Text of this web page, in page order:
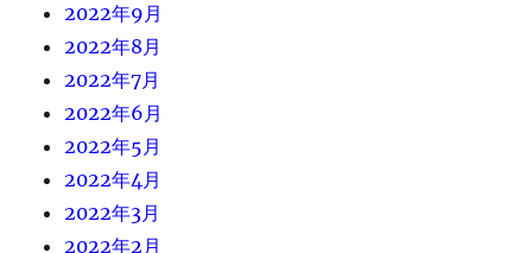
2022年9月
2022年8月
2022年7月
2022年6月
2022年5月
2022年4月
2022年3月
2022年2月